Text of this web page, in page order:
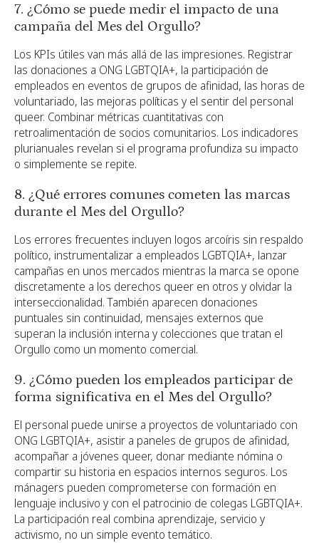
7. ¿Cómo se puede medir el impacto de una
campaña del Mes del Orgullo?
Los KPIs útiles van más allá de las impresiones. Registrar
las donaciones a ONG LGBTQIA+, la participación de
empleados en eventos de grupos de afinidad, las horas de
voluntariado, las mejoras políticas y el sentir del personal
queer. Combinar métricas cuantitativas con
retroalimentación de socios comunitarios. Los indicadores
plurianuales revelan si el programa profundiza su impacto
o simplemente se repite.
8. ¿Qué errores comunes cometen las marcas
durante el Mes del Orgullo?
Los errores frecuentes incluyen logos arcoíris sin respaldo
político, instrumentalizar a empleados LGBTQIA+, lanzar
campañas en unos mercados mientras la marca se opone
discretamente a los derechos queer en otros y olvidar la
interseccionalidad. También aparecen donaciones
puntuales sin continuidad, mensajes externos que
superan la inclusión interna y colecciones que tratan el
Orgullo como un momento comercial.
9. ¿Cómo pueden los empleados participar de
forma significativa en el Mes del Orgullo?
El personal puede unirse a proyectos de voluntariado con
ONG LGBTQIA+, asistir a paneles de grupos de afinidad,
acompañar a jóvenes queer, donar mediante nómina o
compartir su historia en espacios internos seguros. Los
mánagers pueden comprometerse con formación en
lenguaje inclusivo y con el patrocinio de colegas LGBTQIA+.
La participación real combina aprendizaje, servicio y
activismo, no un simple evento temático.